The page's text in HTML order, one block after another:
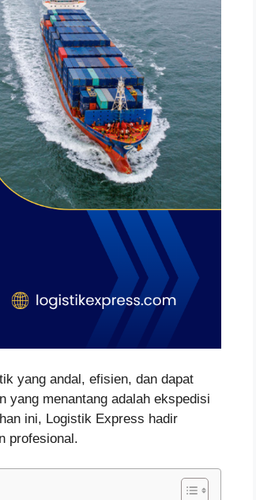
yang andal, efisien, dan dapat
yang menantang adalah ekspedisi
ini, Logistik Express hadir
profesional.